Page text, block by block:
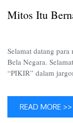
Mitos Itu
Selamat datang
Bela Negara.
“PIKIR” dalam
READ MORE >>